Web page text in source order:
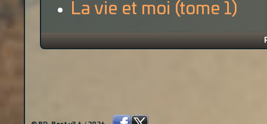
La vie et moi (tome 1)